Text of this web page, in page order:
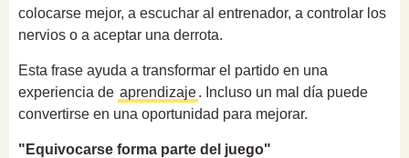
colocarse mejor, a escuchar al entrenador, a controlar los
nervios o a aceptar una derrota.
Esta frase ayuda a transformar el partido en una
experiencia de aprendizaje. Incluso un mal día puede
convertirse en una oportunidad para mejorar.
"Equivocarse forma parte del juego"